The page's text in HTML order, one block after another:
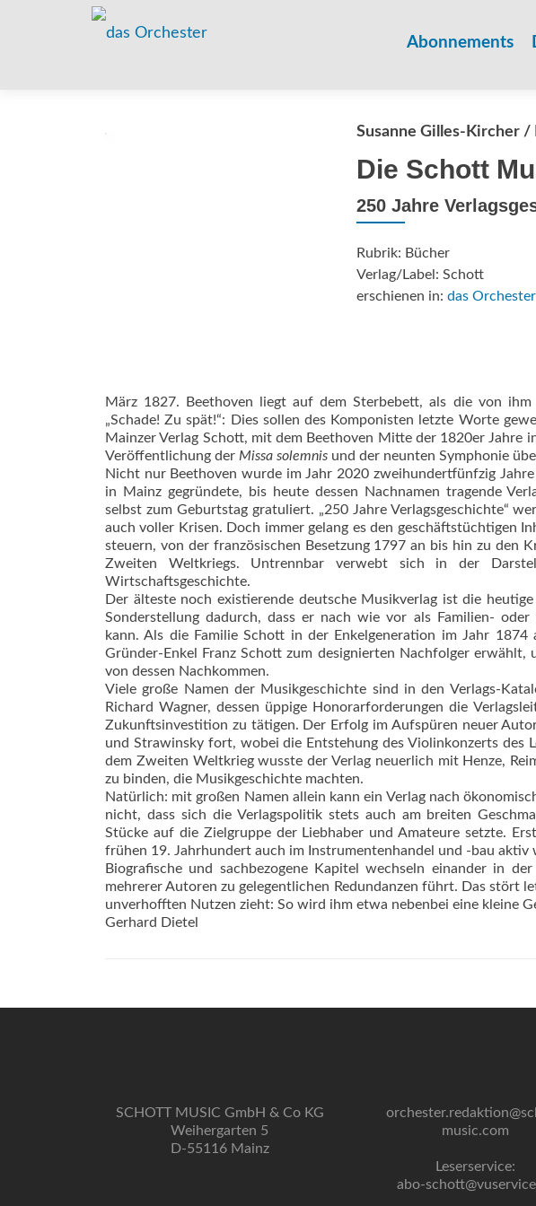
Abonnements
Susanne Gilles-Kircher
Die Schott
250 Jahre
Rubrik: Bücher
Verlag/Label: Schott
erschienen in: das
März 1827. Beethoven liegt auf dem Sterbebett, als die von
„Schade! Zu spät!“: Dies sollen des Komponisten letzte Worte
Mainzer Verlag Schott, mit dem Beethoven Mitte der 1820er Jahre
Veröffentlichung der Missa solemnis und der neunten Symphonie
Nicht nur Beethoven wurde im Jahr 2020 zweihundertfünfzig
in Mainz gegründete, bis heute dessen Nachnamen tragende
selbst zum Geburtstag gratuliert. „250 Jahre Verlagsgeschichte“
auch voller Krisen. Doch immer gelang es den geschäftstüchtigen
steuern, von der französischen Besetzung 1797 an bis hin zu den
Zweiten Weltkriegs. Untrennbar verwebt sich in der
Wirtschaftsgeschichte.
Der älteste noch existierende deutsche Musikverlag ist die
Sonderstellung dadurch, dass er nach wie vor als Familien-
kann. Als die Familie Schott in der Enkelgeneration im Jahr
Gründer-Enkel Franz Schott zum designierten Nachfolger
von dessen Nachkommen.
Viele große Namen der Musikgeschichte sind in den Verlags-
Richard Wagner, dessen üppige Honorarforderungen die
Zukunftsinvestition zu tätigen. Der Erfolg im Aufspüren neuer
und Strawinsky fort, wobei die Entstehung des Violinkonzerts
dem Zweiten Weltkrieg wusste der Verlag neuerlich mit Henze,
zu binden, die Musikgeschichte machten.
Natürlich: mit großen Namen allein kann ein Verlag nach
nicht, dass sich die Verlagspolitik stets auch am breiten
Stücke auf die Zielgruppe der Liebhaber und Amateure setzte.
frühen 19. Jahrhundert auch im Instrumentenhandel und -bau aktiv
Biografische und sachbezogene Kapitel wechseln einander in
mehrerer Autoren zu gelegentlichen Redundanzen führt. Das stört
unverhofften Nutzen zieht: So wird ihm etwa nebenbei eine kleine
Gerhard Dietel
SCHOTT MUSIC GmbH & Co KG
Weihergarten 5
D-55116 Mainz
music.com
Leserservice:
abo-